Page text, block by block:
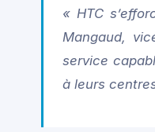
« HTC
Mangaud,
service
à leurs